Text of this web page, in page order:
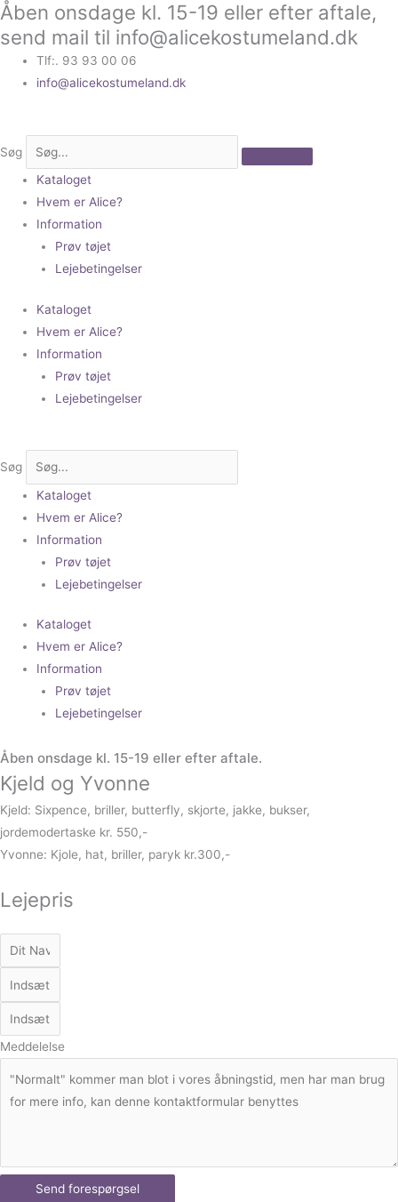
Gå
til
indholdet
Åben onsdage kl. 15-19 eller efter aftale,
send mail til info@alicekostumeland.dk
Tlf:. 93 93 00 06
info@alicekostumeland.dk
Søg
Kataloget
Hvem er Alice?
Information
Prøv tøjet
Lejebetingelser
Kataloget
Hvem er Alice?
Information
Prøv tøjet
Lejebetingelser
Søg
Kataloget
Hvem er Alice?
Information
Prøv tøjet
Lejebetingelser
Kataloget
Hvem er Alice?
Information
Prøv tøjet
Lejebetingelser
Åben onsdage kl. 15-19 eller efter aftale.
Kjeld og Yvonne
Kjeld: Sixpence, briller, butterfly, skjorte, jakke, bukser,
jordemodertaske kr. 550,-
Yvonne: Kjole, hat, briller, paryk kr.300,-
Lejepris
Meddelelse
Send forespørgsel